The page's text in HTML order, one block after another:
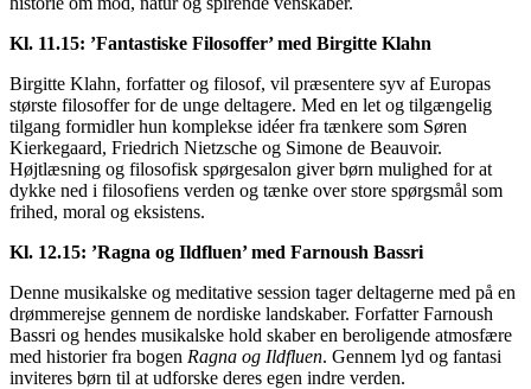
Kl. 11.15: ’Fantastiske Filosoffer’ med Birgitte Klahn
Birgitte Klahn, forfatter og filosof, vil præsentere syv af Europas
største filosoffer for de unge deltagere. Med en let og tilgængelig
tilgang formidler hun komplekse idéer fra tænkere som Søren
Kierkegaard, Friedrich Nietzsche og Simone de Beauvoir.
Højtlæsning og filosofisk spørgesalon giver børn mulighed for at
dykke ned i filosofiens verden og tænke over store spørgsmål som
frihed, moral og eksistens.
Kl. 12.15: ’Ragna og Ildfluen’ med Farnoush Bassri
Denne musikalske og meditative session tager deltagerne med på en
drømmerejse gennem de nordiske landskaber. Forfatter Farnoush
Bassri og hendes musikalske hold skaber en beroligende atmosfære
med historier fra bogen Ragna og Ildfluen. Gennem lyd og fantasi
inviteres børn til at udforske deres egen indre verden.